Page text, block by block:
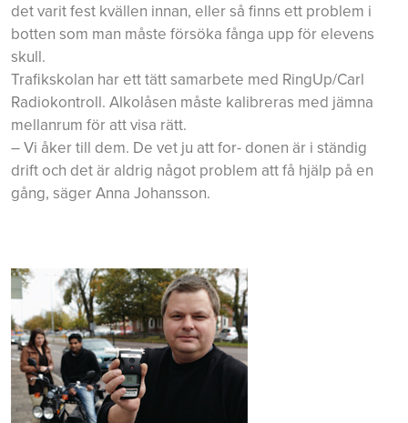
det varit fest kvällen innan, eller så finns ett problem i
botten som man måste försöka fånga upp för elevens
skull.
Trafikskolan har ett tätt samarbete med RingUp/Carl
Radiokontroll. Alkolåsen måste kalibreras med jämna
mellanrum för att visa rätt.
– Vi åker till dem. De vet ju att for- donen är i ständig
drift och det är aldrig något problem att få hjälp på en
gång, säger Anna Johansson.